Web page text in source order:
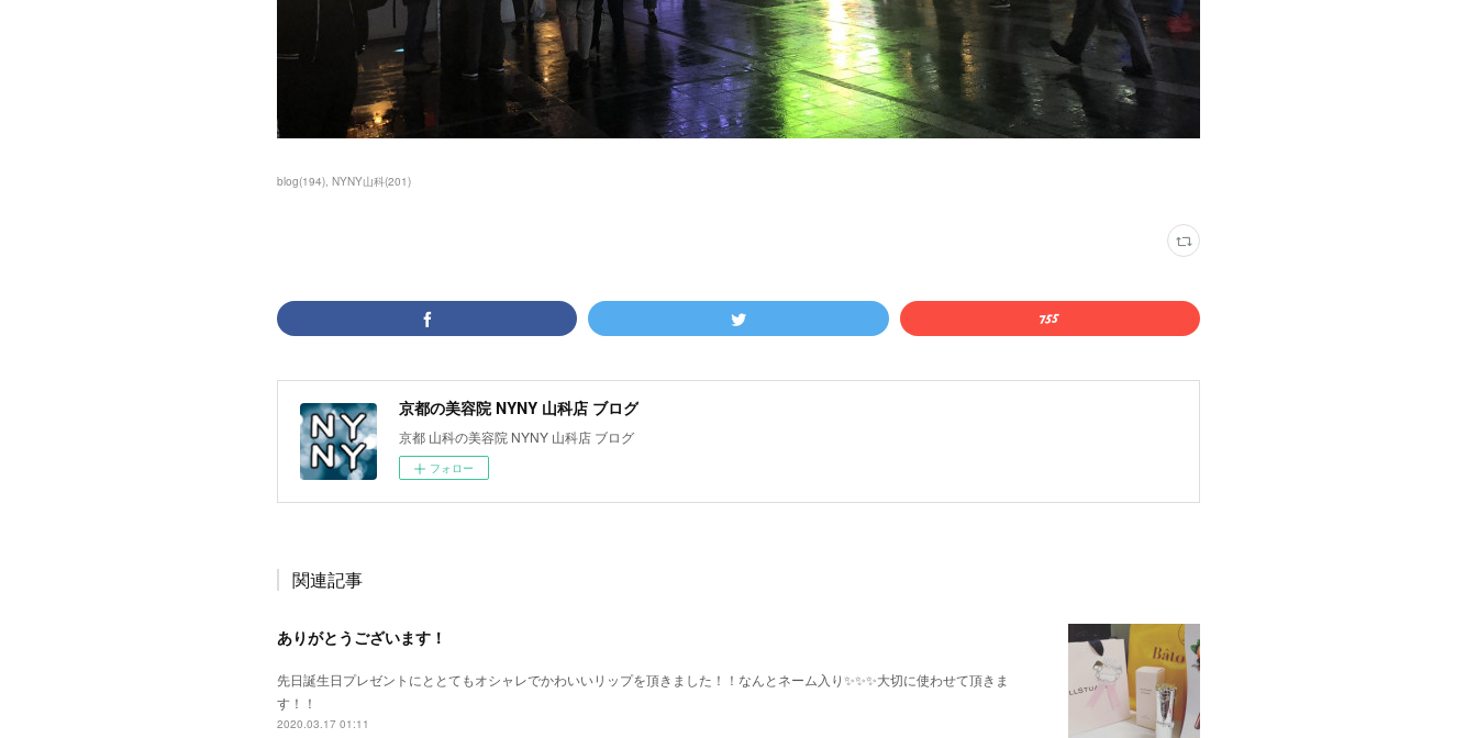
blog(194) NYNY山科(201)
京都の美容院 NYNY 山科店 ブログ
京都 山科の美容院 NYNY 山科店 ブログ
フォロー
関連記事
ありがとうございます！
先日誕生日プレゼントにととてもオシャレでかわいいリップを頂きました！！なんとネーム入り✨✨✨大切に使わせて頂きま
す！！
2020.03.17 01:11